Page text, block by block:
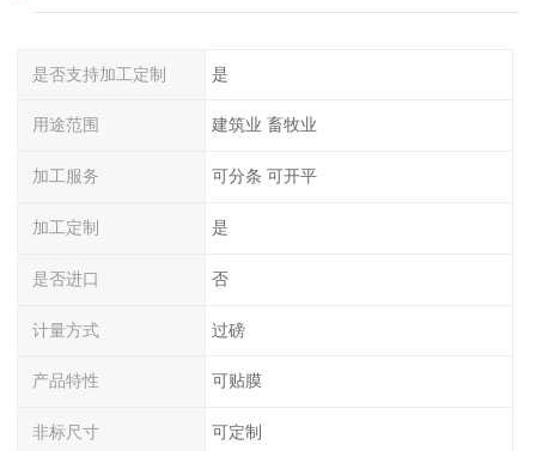
是否支持加工定制 是
用途范围 建筑业 畜牧业
加工服务 可分条 可开平
加工定制 是
是否进口 否
计量方式 过磅
产品特性 可贴膜
非标尺寸 可定制